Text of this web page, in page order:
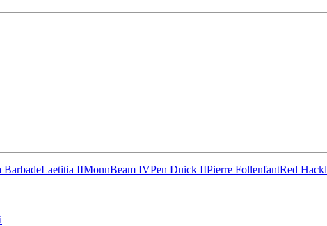
Un an déjà !
BarbadeLaetitia IIMonnBeam IVPen Duick IIPierre FollenfantRed